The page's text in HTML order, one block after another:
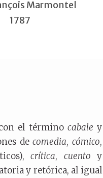
Marmontel
1787
el término cabale y
decomedia,cómico,
crítica, cuento y
y retórica, al igual